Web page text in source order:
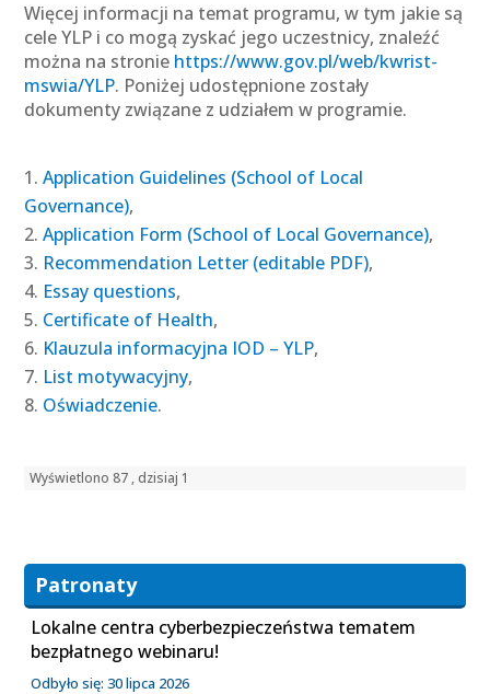
Więcej informacji na temat programu, w tym jakie są
cele YLP i co mogą zyskać jego uczestnicy, znaleźć
można na stronie https://www.gov.pl/web/kwrist-
mswia/YLP. Poniżej udostępnione zostały
dokumenty związane z udziałem w programie.
Application Guidelines (School of Local
Governance),
Application Form (School of Local Governance),
Recommendation Letter (editable PDF),
Essay questions,
Certificate of Health,
Klauzula informacyjna IOD – YLP,
List motywacyjny,
Oświadczenie.
Wyświetlono 87 , dzisiaj 1
Patronaty
Lokalne centra cyberbezpieczeństwa tematem
bezpłatnego webinaru!
Odbyło się: 30 lipca 2026